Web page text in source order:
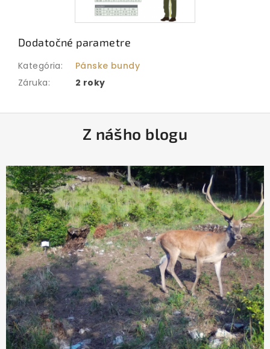
Dodatočné parametre
Kategória:
Pánske bundy
Záruka: 2 roky
ä
e
Z nášho blogu